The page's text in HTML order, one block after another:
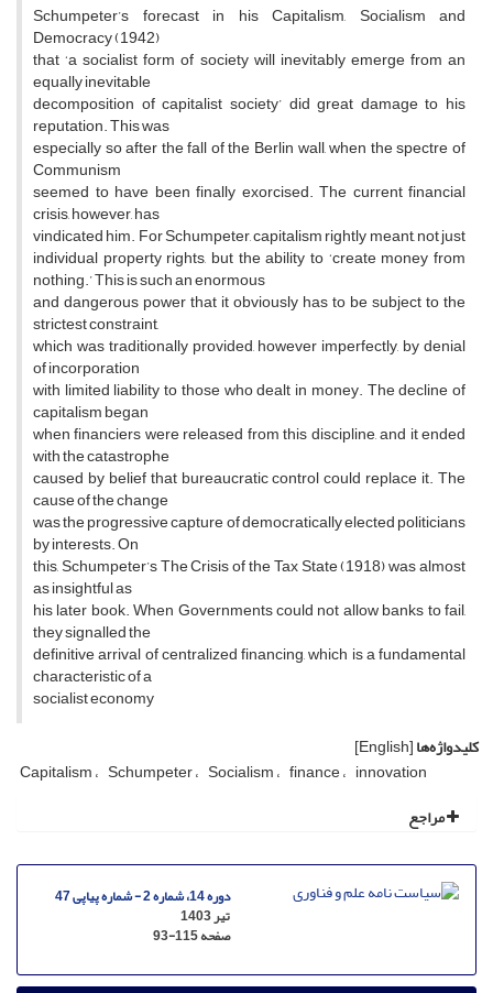
Schumpeter’s forecast in his Capitalism, Socialism and
Democracy (1942)
that ‘a socialist form of society will inevitably emerge from an
equally inevitable
decomposition of capitalist society’ did great damage to his
reputation. This was
especially so after the fall of the Berlin wall, when the spectre of
Communism
seemed to have been finally exorcised. The current financial
crisis, however, has
vindicated him. For Schumpeter, capitalism rightly meant, not just
individual property rights, but the ability to ‘create money from
nothing.’ This is such an enormous
and dangerous power that it obviously has to be subject to the
strictest constraint,
which was traditionally provided, however imperfectly, by denial
of incorporation
with limited liability to those who dealt in money. The decline of
capitalism began
when financiers were released from this discipline, and it ended
with the catastrophe
caused by belief that bureaucratic control could replace it. The
cause of the change
was the progressive capture of democratically elected politicians
by interests. On
this, Schumpeter’s The Crisis of the Tax State (1918) was almost
as insightful as
his later book. When Governments could not allow banks to fail,
they signalled the
definitive arrival of centralized financing, which is a fundamental
characteristic of a
socialist economy
کلیدواژه‌ها[English]
Capitalism Schumpeter Socialism finance innovation
مراجع
دوره 14، شماره 2 - شماره پیاپی 47
تیر 1403
صفحه93-115